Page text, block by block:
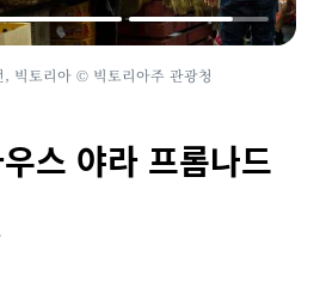
빅토리아 © 빅토리아주 관광청
스 야라 프롬나드